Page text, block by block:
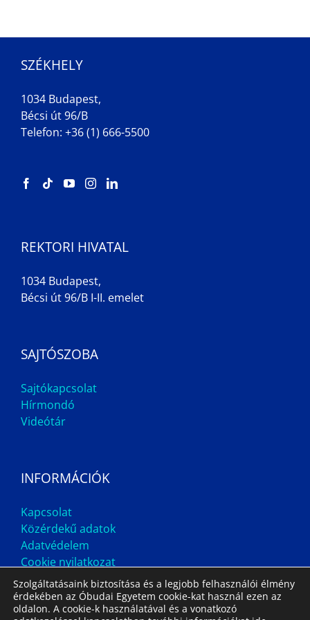
SZÉKHELY
1034 Budapest,
Bécsi út 96/B
Telefon: +36 (1) 666-5500
REKTORI HIVATAL
1034 Budapest,
Bécsi út 96/B I-II. emelet
SAJTÓSZOBA
Sajtókapcsolat
Hírmondó
Videótár
INFORMÁCIÓK
Kapcsolat
Közérdekű adatok
Adatvédelem
Cookie nyilatkozat
Szolgáltatásaink biztosítása és a legjobb felhasználói élmény
érdekében az Óbudai Egyetem cookie-kat használ ezen az
oldalon. A cookie-k használatával és a vonatkozó